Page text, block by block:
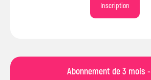
Inscription
Abonnement de 3 mois